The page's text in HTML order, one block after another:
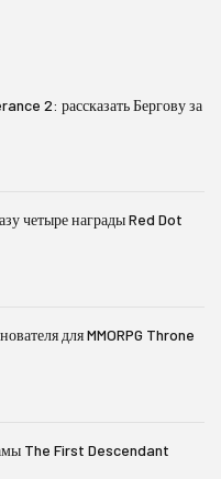
2: рассказать Бергову за
четыре награды Red Dot
для MMORPG Throne
The First Descendant